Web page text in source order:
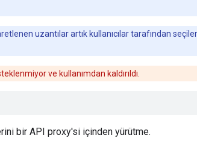
uzantılar artık kullanıcılar tarafından
ve kullanımdan kaldırıldı.
bir API proxy'si içinden yürütme.